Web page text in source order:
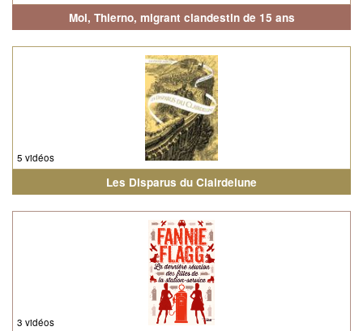
Moi, Thierno, migrant clandestin de 15 ans
5 vidéos
Les Disparus du Clairdelune
3 vidéos